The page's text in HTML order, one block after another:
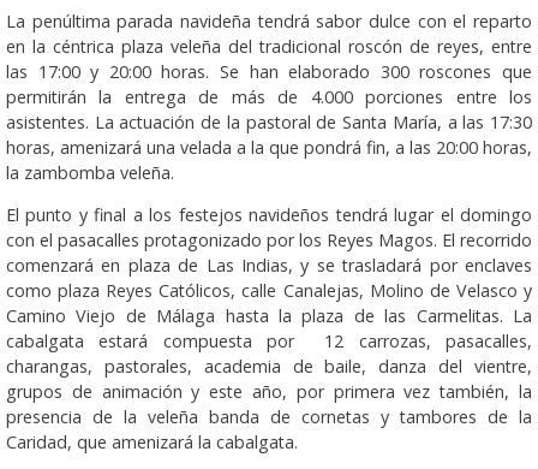
La penúltima parada navideña tendrá sabor dulce con el reparto
en la céntrica plaza veleña del tradicional roscón de reyes, entre
las 17:00 y 20:00 horas. Se han elaborado 300 roscones que
permitirán la entrega de más de 4.000 porciones entre los
asistentes. La actuación de la pastoral de Santa María, a las 17:30
horas, amenizará una velada a la que pondrá fin, a las 20:00 horas,
la zambomba veleña.
El punto y final a los festejos navideños tendrá lugar el domingo
con el pasacalles protagonizado por los Reyes Magos. El recorrido
comenzará en plaza de Las Indias, y se trasladará por enclaves
como plaza Reyes Católicos, calle Canalejas, Molino de Velasco y
Camino Viejo de Málaga hasta la plaza de las Carmelitas. La
cabalgata estará compuesta por 12 carrozas, pasacalles,
charangas, pastorales, academia de baile, danza del vientre,
grupos de animación y este año, por primera vez también, la
presencia de la veleña banda de cornetas y tambores de la
Caridad, que amenizará la cabalgata.